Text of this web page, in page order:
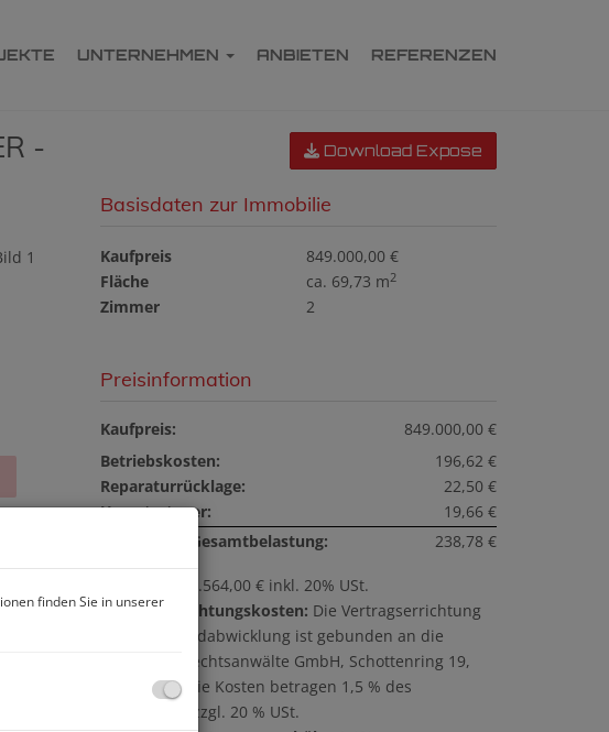
UNTERNEHMEN ANBIETEN REFERENZEN
-
Download Expose
Basisdaten zur Immobilie
Kaufpreis
849.000,00 €
Fläche
ca. 69,73 m2
Zimmer 2
Preisinformation
Kaufpreis:
849.000,00 €
Betriebskosten:
196,62 €
Reparaturrücklage:
22,50 €
Umsatzsteuer:
19,66 €
monatliche Gesamtbelastung:
238,78 €
30.564,00 € inkl. 20% USt.
Vertragserrichtungskosten: Die Vertragserrichtung
und Treuhandabwicklung ist gebunden an die
Schönherr Rechtsanwälte GmbH, Schottenring 19,
1010 Wien. Die Kosten betragen 1,5 % des
Kaufpreises zzgl. 20 % USt.
finden Sie in unserer